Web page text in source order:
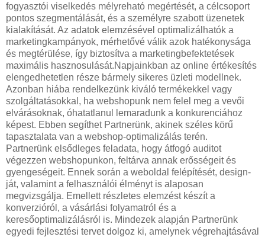
fogyasztói viselkedés mélyreható megértését, a célcsoport
pontos szegmentálását, és a személyre szabott üzenetek
kialakítását. Az adatok elemzésével optimalizálhatók a
marketingkampányok, mérhetővé válik azok hatékonysága
és megtérülése, így biztosítva a marketingbefektetések
maximális hasznosulását.Napjainkban az online értékesítés
elengedhetetlen része bármely sikeres üzleti modellnek.
Azonban hiába rendelkezünk kiváló termékekkel vagy
szolgáltatásokkal, ha webshopunk nem felel meg a vevői
elvárásoknak, óhatatlanul lemaradunk a konkurenciához
képest. Ebben segíthet Partnerünk, akinek széles körű
tapasztalata van a webshop-optimalizálás terén.
Partnerünk elsődleges feladata, hogy átfogó auditot
végezzen webshopunkon, feltárva annak erősségeit és
gyengeségeit. Ennek során a weboldal felépítését, design-
ját, valamint a felhasználói élményt is alaposan
megvizsgálja. Emellett részletes elemzést készít a
konverzióról, a vásárlási folyamatról és a
keresőoptimalizálásról is. Mindezek alapján Partnerünk
egyedi fejlesztési tervet dolgoz ki, amelynek végrehajtásával